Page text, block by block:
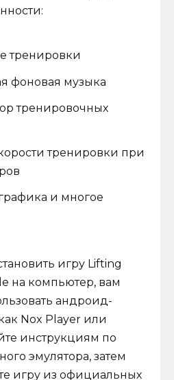
тренировки
фоновая музыка
тренировочных
тренировки при
и многое
игру Lifting
на компьютер, вам
андроид-
Nox Player или
инструкциям по
эмулятора, затем
игру из официальных